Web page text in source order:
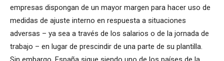
empresas dispongan de un mayor margen para hacer uso de
medidas de ajuste interno en respuesta a situaciones
adversas – ya sea a través de los salarios o de la jornada de
trabajo – en lugar de prescindir de una parte de su plantilla.